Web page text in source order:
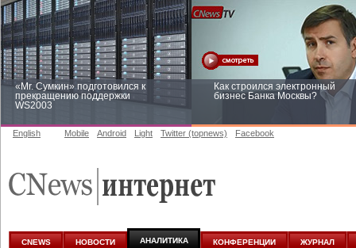
«Mr. Сумкин» подготовился к
прекращению поддержки
WS2003
Как строился электронный
бизнес Банка Москвы?
аналитике
English Mobile Android Light Twitter (topnews) Facebook
CNEWS НОВОСТИ АНАЛИТИКА КОНФЕРЕНЦИИ ЖУРНАЛ